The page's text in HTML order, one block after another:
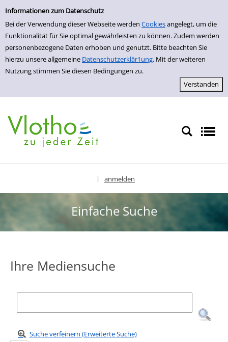
Einfache Suche
Informationen zum Datenschutz
Bei der Verwendung dieser Webseite werden Cookiesangelegt, um die
Funktionalität für Sie optimal gewährleisten zu können. Zudem werden
personenbezogene Daten erhoben und genutzt. Bitte beachten Sie
hierzu unsere allgemeine Datenschutzerklär1ung. Mit der weiteren
Nutzung stimmen Sie diesen Bedingungen zu.
zur Navigation springen
zum Inhalt springen
Zu den Suchfiltern springen
Zur Trefferliste springen
anmelden
Einfache Suche
Ihre Mediensuche
Suche verfeinern (Erweiterte Suche)